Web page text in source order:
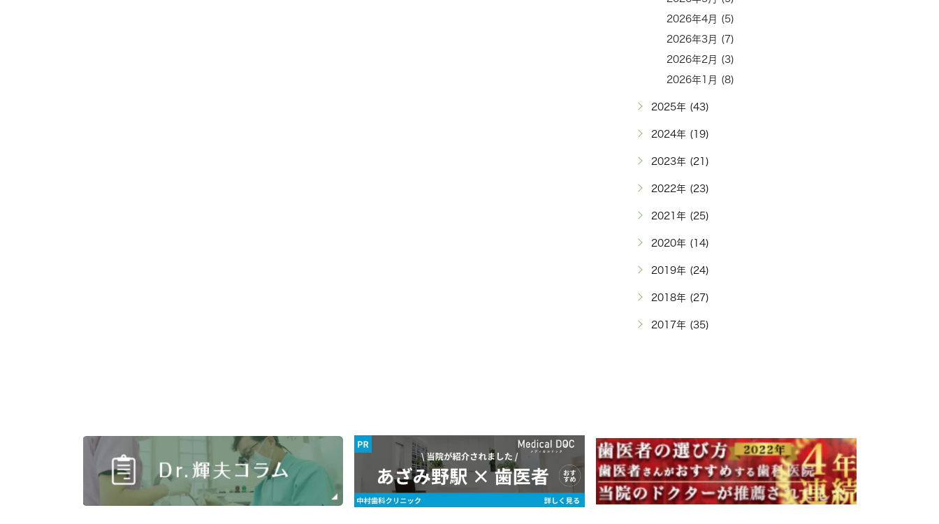
2026年4月 (5)
2026年3月 (7)
2026年2月 (3)
2026年1月 (8)
2025年 (43)
2024年 (19)
2023年 (21)
2022年 (23)
2021年 (25)
2020年 (14)
2019年 (24)
2018年 (27)
2017年 (35)